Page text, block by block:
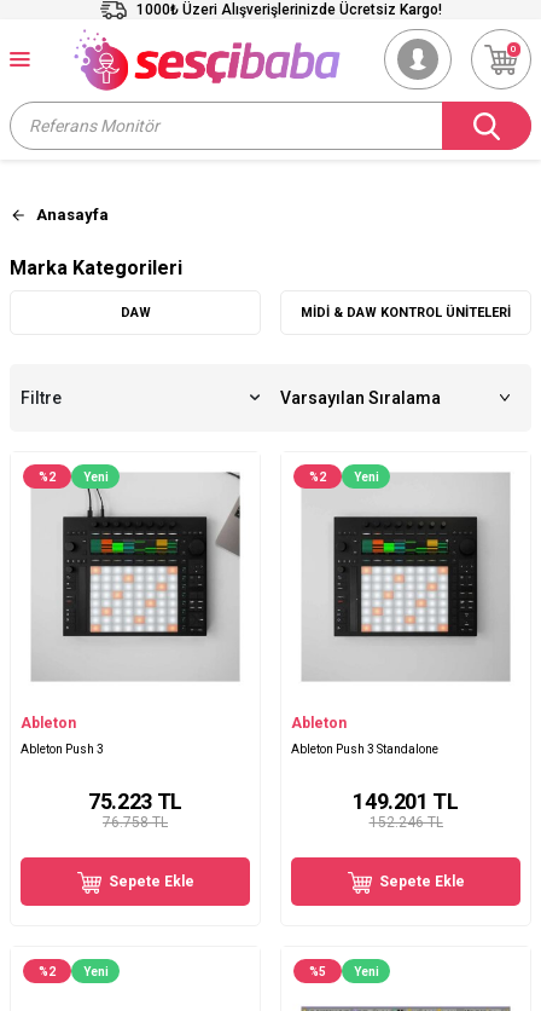
1000₺ Üzeri Alışverişlerinizde Ücretsiz Kargo!
0
Anasayfa
Marka Kategorileri
DAW MIDI & DAW KONTROL ÜNITELERI
Filtre
%2 Yeni
Ableton
Ableton Push 3
76.758 TL
75.223TL
Sepete Ekle
%2 Yeni
Ableton
Ableton Push 3 Standalone
152.246 TL
149.201 TL
Sepete Ekle
%2 Yeni %5 Yeni